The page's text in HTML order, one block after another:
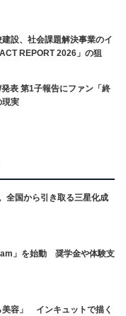
設、社会課題解決事業のイ
REPORT 2026」の狙
ン「終
の現実
全国から引き取る三星化成
」を始動 奨学金や体験支
美容」 インキュットで描く